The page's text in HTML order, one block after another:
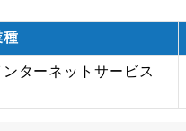
種
ンターネットサービス